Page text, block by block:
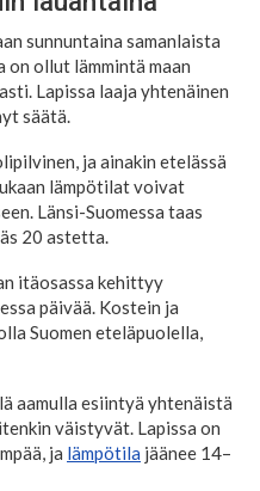
sunnuntaina samanlaista
on ollut lämmintä maan
Lapissa laaja yhtenäinen
säätä.
ja ainakin etelässä
lämpötilat voivat
Länsi-Suomessa taas
20 astetta.
itäosassa kehittyy
päivää. Kostein ja
Suomen eteläpuolella,
aamulla esiintyä yhtenäistä
väistyvät. Lapissa on
ja lämpötila jäänee 14–